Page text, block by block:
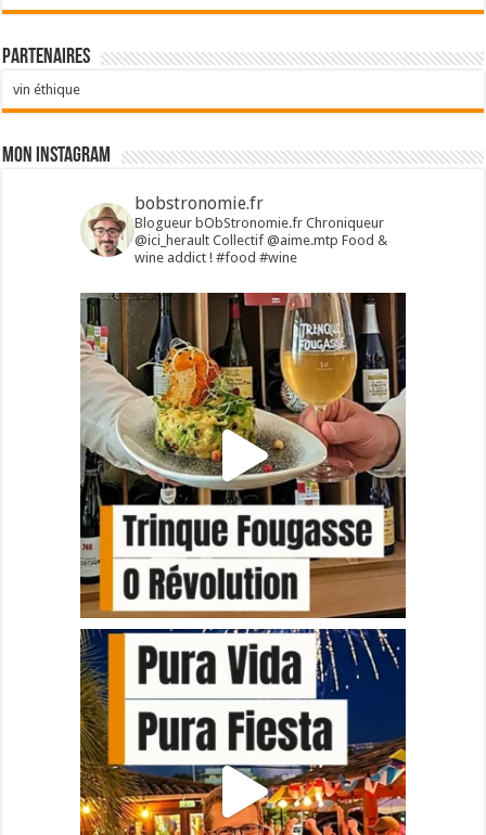
Partenaires
vin éthique
Mon Instagram
bobstronomie.fr
Blogueur bObStronomie.fr Chroniqueur
@ici_heraultCollectif @aime.mtp Food &
wine addict !#food #wine